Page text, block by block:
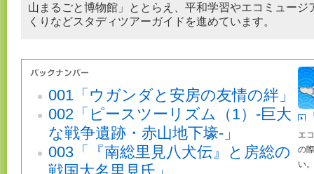
山まるごと博物館」ととらえ、平和学習やエコミュージ
くりなどスタディツアーガイドを進めています。
エ
の
い。
001「ウガンダと安房の友情の絆」
002「ピースツーリズム（1）-巨大
な戦争遺跡・赤山地下壕-」
003「『南総里見八犬伝』と房総の